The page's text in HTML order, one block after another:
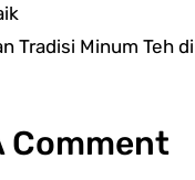
Tradisi Minum Teh
Comment